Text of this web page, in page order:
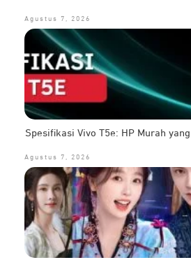
Agustus 7, 2026
Spesifikasi Vivo T5e: HP Murah
Agustus 7, 2026